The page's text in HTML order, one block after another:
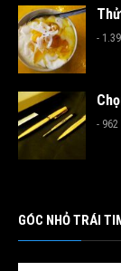
-
- 962
GÓC NHỎ TRÁI